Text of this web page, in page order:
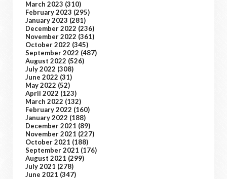
March 2023 (310)
February 2023 (295)
January 2023 (281)
December 2022 (236)
November 2022 (361)
October 2022 (345)
September 2022 (487)
August 2022 (526)
July 2022 (308)
June 2022 (31)
May 2022 (52)
April 2022 (123)
March 2022 (132)
February 2022 (160)
January 2022 (188)
December 2021 (89)
November 2021 (227)
October 2021 (188)
September 2021 (176)
August 2021 (299)
July 2021 (278)
June 2021 (347)